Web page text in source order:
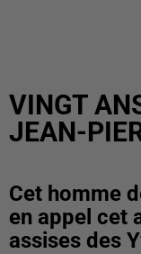
VINGT
JEAN-
Cet homme
en appel cet
assises des